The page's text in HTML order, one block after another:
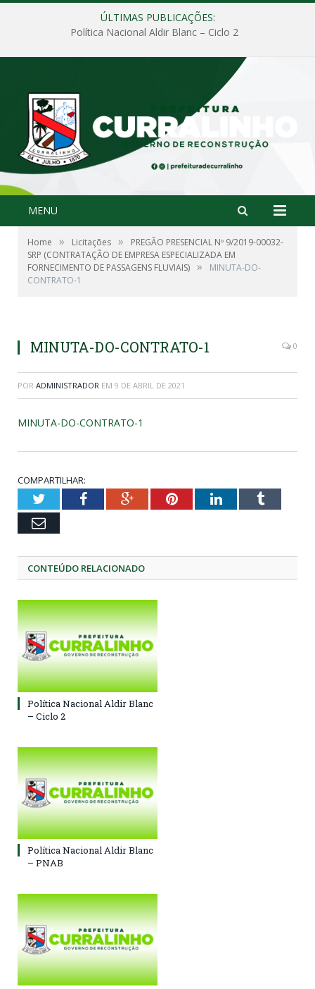
ÚLTIMAS PUBLICAÇÕES:
Política Nacional Aldir Blanc – Ciclo 2
MENU
Home » Licitações »
PREGÃO PRESENCIAL Nº 9/2019-00032-
SRP (CONTRATAÇÃO DE EMPRESA ESPECIALIZADA EM
FORNECIMENTO DE PASSAGENS FLUVIAIS) »
MINUTA-DO-
CONTRATO-1
MINUTA-DO-CONTRATO-1 0
POR ADMINISTRADOR EM 9 DE ABRIL DE 2021
MINUTA-DO-CONTRATO-1
COMPARTILHAR:
TwitterFacebookGoogle+PinterestLinkedInTumblr
Email
CONTEÚDO RELACIONADO
Política Nacional Aldir Blanc
– Ciclo 2
Política Nacional Aldir Blanc
– PNAB